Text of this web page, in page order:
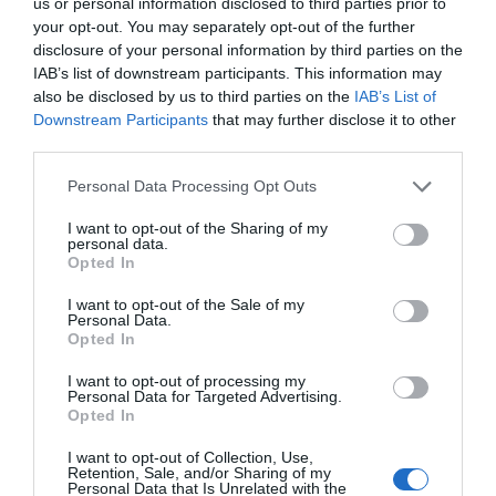
your opt-out. You may separately opt-out of the further
disclosure of your personal information by third parties on the
IAB’s list of downstream participants. This information may
also be disclosed by us to third parties on the IAB’s List of
Downstream Participants that may further disclose it to other
Personal Data Processing Opt Outs
I want to opt-out of the Sharing of my
personal data.
Opted In
I want to opt-out of the Sale of my
Personal Data.
Opted In
I want to opt-out of processing my
Personal Data for Targeted Advertising.
Opted In
I want to opt-out of Collection, Use,
Retention, Sale, and/or Sharing of my
Personal Data that Is Unrelated with the
deslegitimación de instituciones cuando sus resoluciones
no coinciden con los intereses del PPerosionan la
confianza ciudadana en las reglas comunesy
contribuyen a una polarización de la que después todos
dicen lamentarse.
La proclamación anticipada de candidatos puede reforzar
próximas citas con las urnas. Nadie puede reprochar a un
partido que prepare su organización. Lo que sí merece un
análisis crítico es quela planificación electoral siga
ocupando el espacio reservado a la política
Porque España no necesita dirigentes que vivan
permanentemente en campaña. Necesita dirigentes que
gobiernen o aspiren a gobernar explicando con claridad
qué país quieren construir. Y, por ahora,
Feijóo continúa